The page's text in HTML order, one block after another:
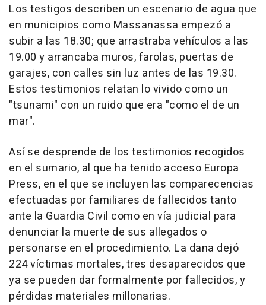
Los testigos describen un escenario de agua que
en municipios como Massanassa empezó a
subir a las 18.30; que arrastraba vehículos a las
19.00 y arrancaba muros, farolas, puertas de
garajes, con calles sin luz antes de las 19.30.
Estos testimonios relatan lo vivido como un
"tsunami" con un ruido que era "como el de un
mar".
Así se desprende de los testimonios recogidos
en el sumario, al que ha tenido acceso Europa
Press, en el que se incluyen las comparecencias
efectuadas por familiares de fallecidos tanto
ante la Guardia Civil como en vía judicial para
denunciar la muerte de sus allegados o
personarse en el procedimiento. La dana dejó
224 víctimas mortales, tres desaparecidos que
ya se pueden dar formalmente por fallecidos, y
pérdidas materiales millonarias.